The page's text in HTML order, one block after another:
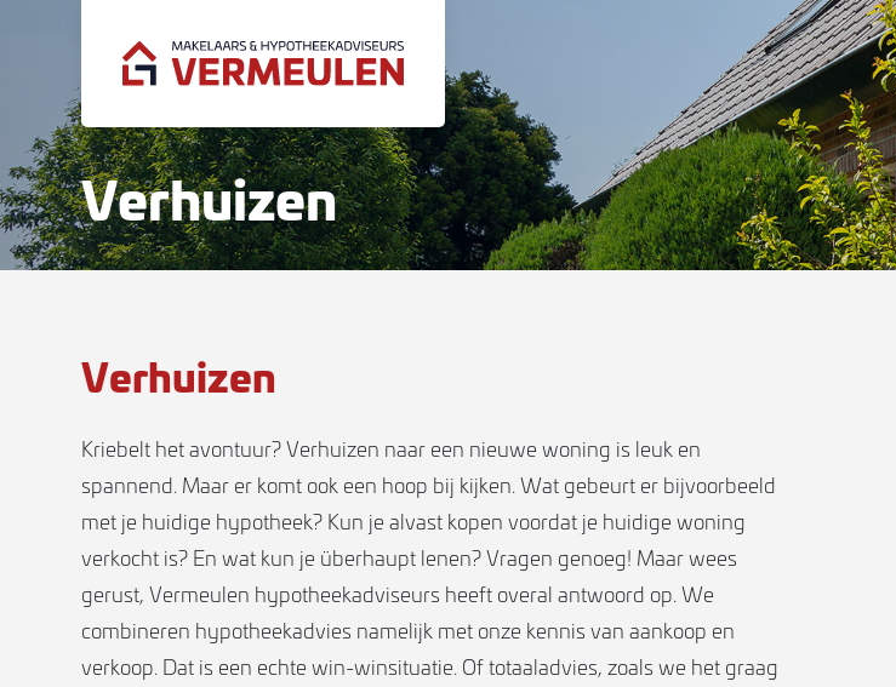
Verhuizen
Verhuizen
Kriebelt het avontuur? Verhuizen naar een nieuwe woning is leuk en
spannend. Maar er komt ook een hoop bij kijken. Wat gebeurt er bijvoorbeeld
met je huidige hypotheek? Kun je alvast kopen voordat je huidige woning
verkocht is? En wat kun je überhaupt lenen? Vragen genoeg! Maar wees
gerust, Vermeulen hypotheekadviseurs heeft overal antwoord op. We
combineren hypotheekadvies namelijk met onze kennis van aankoop en
verkoop. Dat is een echte win-winsituatie. Of totaaladvies, zoals we het graag